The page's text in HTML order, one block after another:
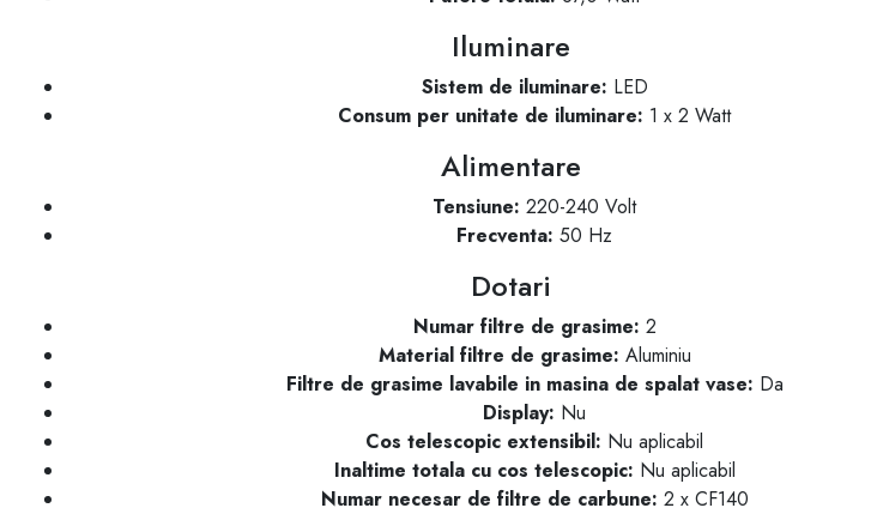
Iluminare
Sistem de iluminare: LED
Consum per unitate de iluminare: 1 x 2 Watt
Alimentare
Tensiune: 220-240 Volt
Frecventa: 50 Hz
Dotari
Numar filtre de grasime: 2
Material filtre de grasime: Aluminiu
Filtre de grasime lavabile in masina de spalat vase: Da
Display: Nu
Cos telescopic extensibil: Nu aplicabil
Inaltime totala cu cos telescopic: Nu aplicabil
Numar necesar de filtre de carbune: 2 x CF140